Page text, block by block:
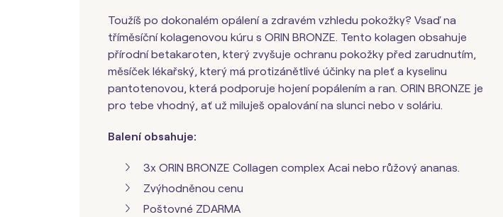
Toužíš po dokonalém opálení a zdravém vzhledu pokožky? Vsaď na
tříměsíční kolagenovou kúru s ORIN BRONZE. Tento kolagen obsahuje
přírodní betakaroten, který zvyšuje ochranu pokožky před zarudnutím,
měsíček lékařský, který má protizánětlivé účinky na pleť a kyselinu
pantotenovou, která podporuje hojení popálením a ran. ORIN BRONZE je
pro tebe vhodný, ať už miluješ opalování na slunci nebo v soláriu.
Balení obsahuje:
3x ORIN BRONZE Collagen complex Acai nebo růžový ananas.
Zvýhodněnou cenu
Poštovné ZDARMA